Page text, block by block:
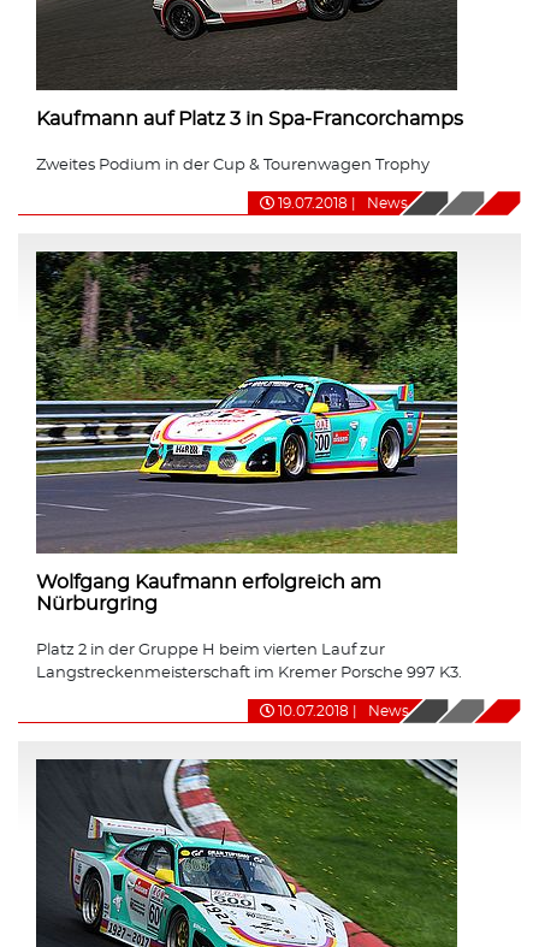
Kaufmann auf Platz 3 in Spa-Francorchamps
Zweites Podium in der Cup & Tourenwagen Trophy
19.07.2018 News
Wolfgang Kaufmann erfolgreich am
Nürburgring
Platz 2 in der Gruppe H beim vierten Lauf zur
Langstreckenmeisterschaft im Kremer Porsche 997 K3.
10.07.2018 News